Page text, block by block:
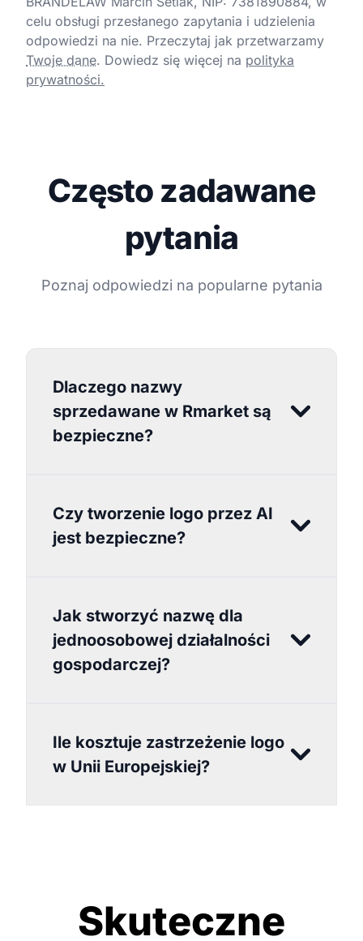
celu obsługi przesłanego zapytania i udzielenia
odpowiedzi na nie. Przeczytaj jak przetwarzamy
Twoje dane. Dowiedz się więcej na polityka
prywatności.
Często zadawane
pytania
Poznaj odpowiedzi na popularne pytania
Dlaczego nazwy
sprzedawane w Rmarket są
bezpieczne?
Czy tworzenie logo przez AI
jest bezpieczne?
Jak stworzyć nazwę dla
jednoosobowej działalności
gospodarczej?
Ile kosztuje zastrzeżenie logo
w Unii Europejskiej?
Skuteczne